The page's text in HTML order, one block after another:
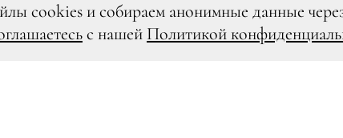
cookies и собираем анонимные данные
с нашей Политикой